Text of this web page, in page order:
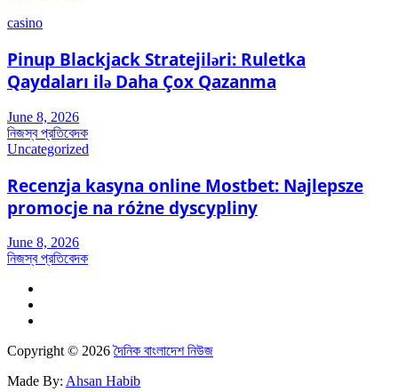
casino
Pinup Blackjack Stratejiləri: Ruletka
Qaydaları ilə Daha Çox Qazanma
June 8, 2026
নিজস্ব প্রতিবেদক
Uncategorized
Recenzja kasyna online Mostbet: Najlepsze
promocje na różne dyscypliny
June 8, 2026
নিজস্ব প্রতিবেদক
Copyright © 2026দৈনিক বাংলাদেশ নিউজ
Made By: Ahsan Habib